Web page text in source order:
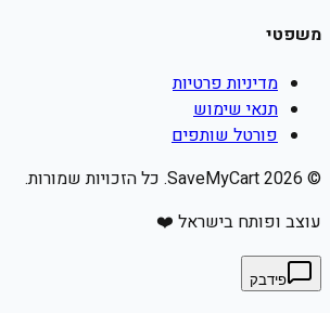
משפטי
מדיניות פרטיות
תנאי שימוש
פורטל שותפים
©
2026
עוצב ופותח בישראל ❤️
פידבק